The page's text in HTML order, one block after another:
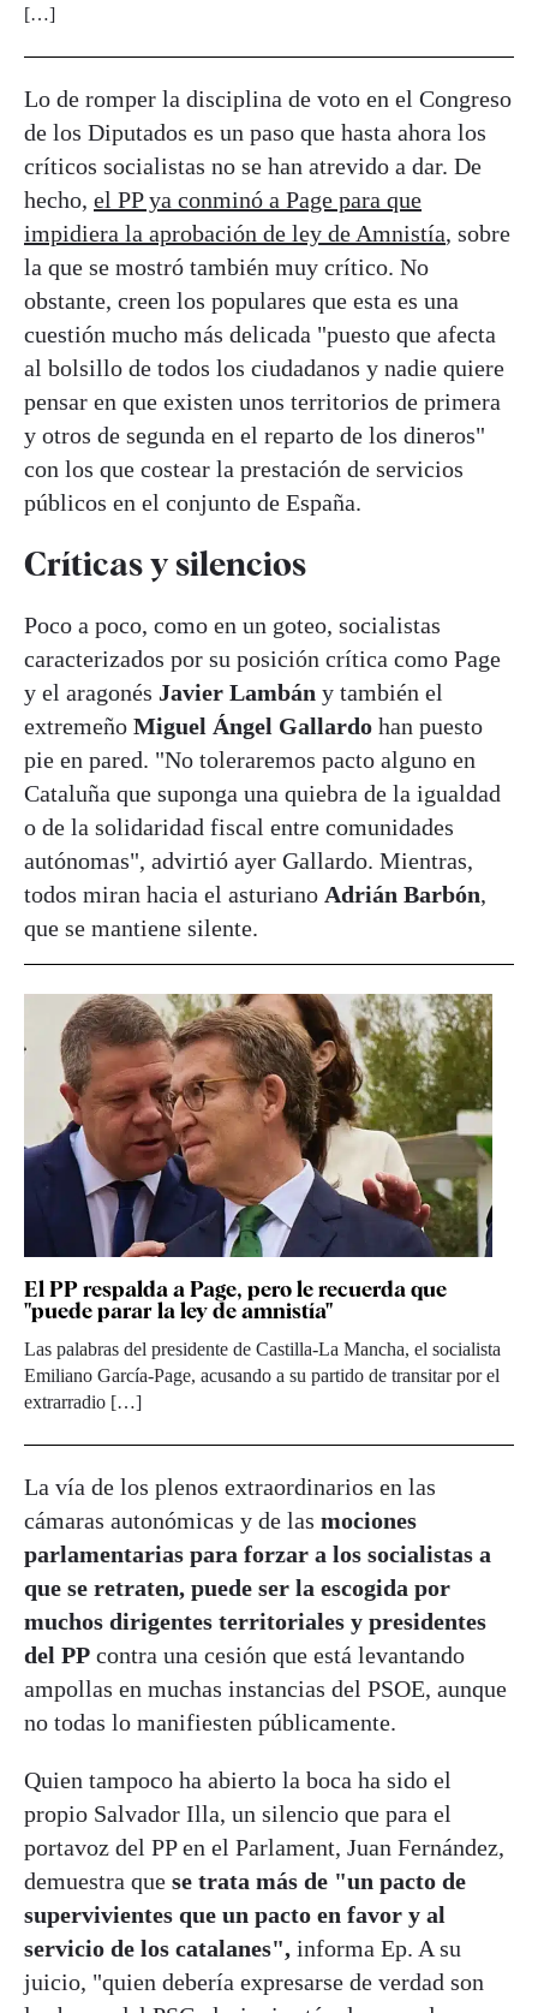
[…]
Lo de romper la disciplina de voto en el Congreso
de los Diputados es un paso que hasta ahora los
críticos socialistas no se han atrevido a dar. De
hecho, el PP ya conminó a Page para que
impidiera la aprobación de ley de Amnistía, sobre
la que se mostró también muy crítico. No
obstante, creen los populares que esta es una
cuestión mucho más delicada "puesto que afecta
al bolsillo de todos los ciudadanos y nadie quiere
pensar en que existen unos territorios de primera
y otros de segunda en el reparto de los dineros"
con los que costear la prestación de servicios
públicos en el conjunto de España.
Críticas y silencios
Poco a poco, como en un goteo, socialistas
caracterizados por su posición crítica como Page
y el aragonés Javier Lambán y también el
extremeño Miguel Ángel Gallardo han puesto
pie en pared. "No toleraremos pacto alguno en
Cataluña que suponga una quiebra de la igualdad
o de la solidaridad fiscal entre comunidades
autónomas", advirtió ayer Gallardo. Mientras,
todos miran hacia el asturiano Adrián Barbón,
que se mantiene silente.
El PP respalda a Page, pero le recuerda que
"puede parar la ley de amnistía"
Las palabras del presidente de Castilla-La Mancha, el socialista
Emiliano García-Page, acusando a su partido de transitar por el
extrarradio […]
La vía de los plenos extraordinarios en las
cámaras autonómicas y de las mociones
parlamentarias para forzar a los socialistas a
que se retraten, puede ser la escogida por
muchos dirigentes territoriales y presidentes
del PP contra una cesión que está levantando
ampollas en muchas instancias del PSOE, aunque
no todas lo manifiesten públicamente.
Quien tampoco ha abierto la boca ha sido el
propio Salvador Illa, un silencio que para el
portavoz del PP en el Parlament, Juan Fernández,
demuestra que se trata más de "un pacto de
supervivientes que un pacto en favor y al
servicio de los catalanes", informa Ep. A su
juicio, "quien debería expresarse de verdad son